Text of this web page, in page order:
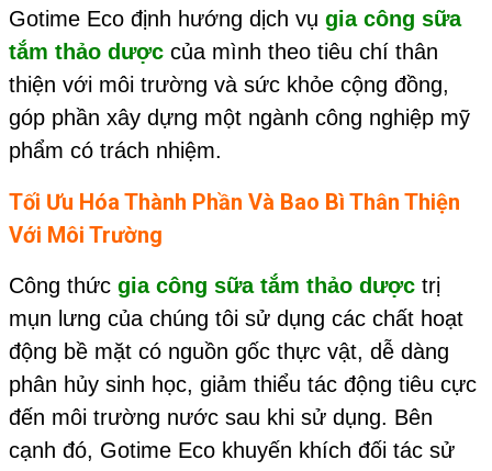
Gotime Eco định hướng dịch vụ gia công sữa
tắm thảo dược của mình theo tiêu chí thân
thiện với môi trường và sức khỏe cộng đồng,
góp phần xây dựng một ngành công nghiệp mỹ
phẩm có trách nhiệm.
Tối Ưu Hóa Thành Phần Và Bao Bì Thân Thiện
Với Môi Trường
Công thức gia công sữa tắm thảo dược trị
mụn lưng của chúng tôi sử dụng các chất hoạt
động bề mặt có nguồn gốc thực vật, dễ dàng
phân hủy sinh học, giảm thiểu tác động tiêu cực
đến môi trường nước sau khi sử dụng. Bên
cạnh đó, Gotime Eco khuyến khích đối tác sử